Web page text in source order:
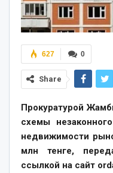
0
627
Share
Прокуратурой
схемы
недвижимости
млн тенге,
ссылкой на сайт